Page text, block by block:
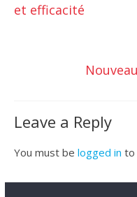
et efficacité
Leave a Reply
You must be logged in to